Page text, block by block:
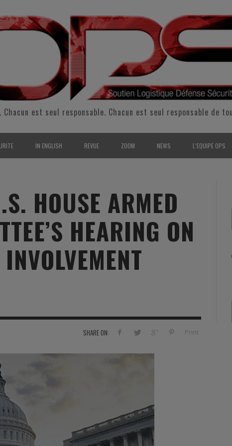
est seul responsable. Chacun est seul responsable de
ENTRAÎNEMENT
IN ENGLISH
DEFENSE
SECURITY
TRAINING
SURVIVAL / AUTONOMY / SPORT
REVUE ZOOM
ANALYSE
HISTOIRE
LE COIN DE LA « REDACCHEF »
L’ŒIL DE ROMAIN PETIT
DOCUMENTATION THÉMATIQUE
VIDÉO
PODCAST
NEWS
2011
2016
2017
L’EQUIPE OPS
POUR NOUS
HOUSE ARMED
HEARING ON
SHARE ON: Print